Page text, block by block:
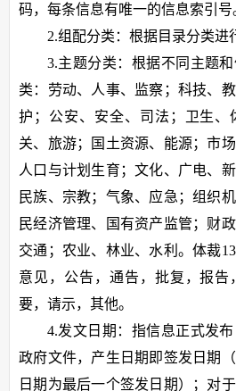
码，每条信息有唯一的信息索引号
2.组配分类：根据目录分类进
3.主题分类：根据不同主题
类：劳动、人事、监察；科技、
护；公安、安全、司法；卫生、
关、旅游；国土资源、能源；市
人口与计划生育；文化、广电、
民族、宗教；气象、应急；组织
民经济管理、国有资产监管；财
交通；农业、林业、水利。体裁
意见，公告，通告，批复，报告
要，请示，其他。
4.发文日期：指信息正式发
政府文件，产生日期即签发日期
日期为最后一个签发日期）；对